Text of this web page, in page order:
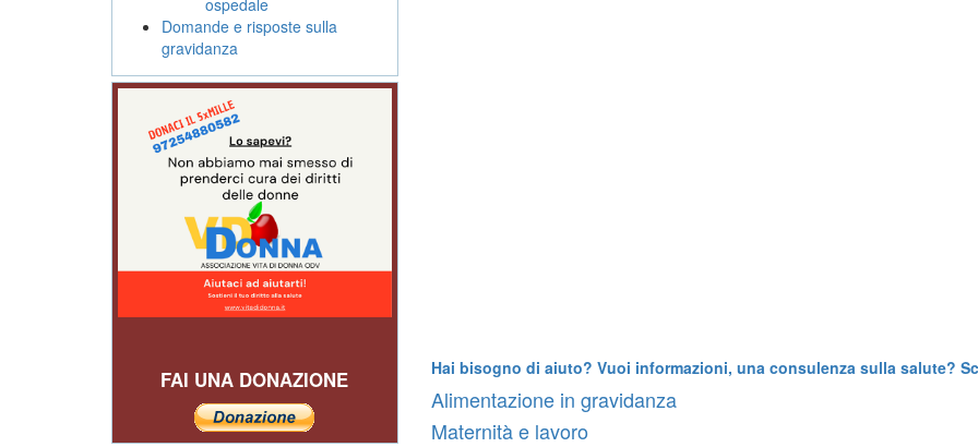
Hai bisogno di aiuto? Vuoi informazioni, una consulenza sulla salute?
Alimentazione in gravidanza
Maternità e lavoro
ospedale
Domande e risposte sulla
gravidanza
FAI UNA DONAZIONE